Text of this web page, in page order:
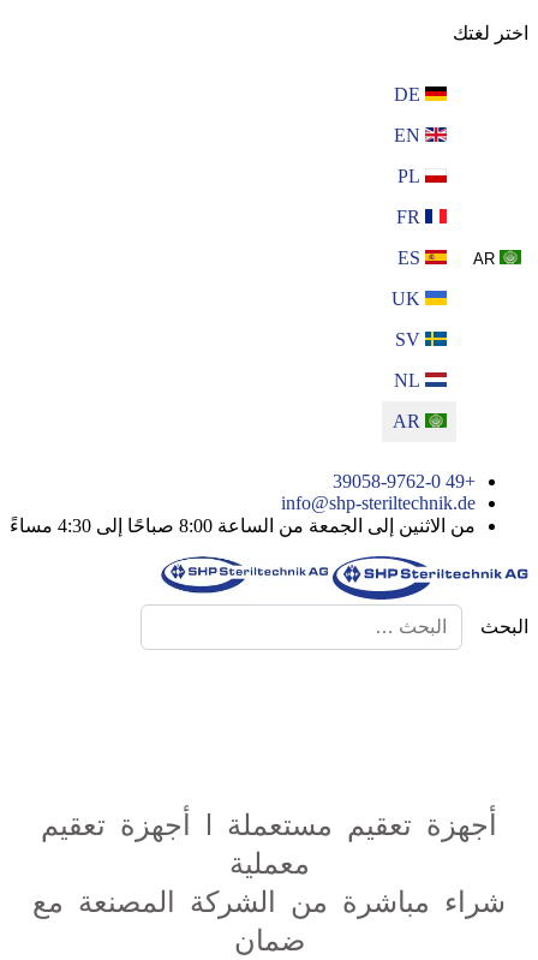
اختر لغتك
+49 39058-9762-0
info@shp-steriltechnik.de
من الاثنين إلى الجمعة من الساعة 8:00 صباحًا إلى 4:30 مساءً
البحث
أجهزة تعقيم مستعملة | أجهزة تعقيم
معملية
شراء مباشرة من الشركة المصنعة مع
ضمان